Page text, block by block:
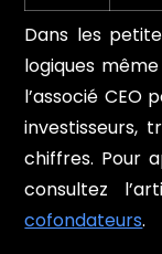
Dans les
logiques
l’associé CEO
investisseurs,
chiffres. Pour
consultez
cofondateurs.